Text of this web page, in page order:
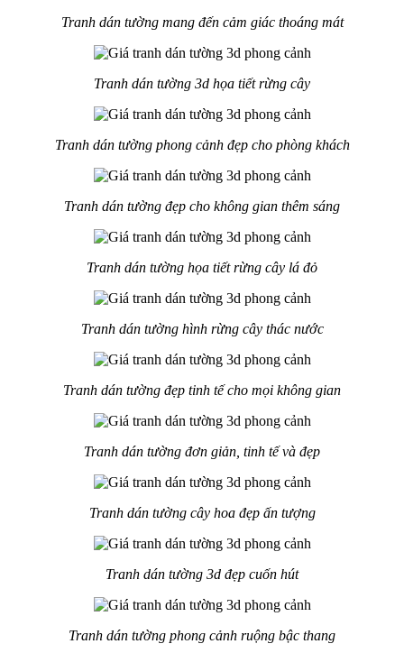
Tranh dán tường mang đến cảm giác thoáng mát
Tranh dán tường 3d họa tiết rừng cây
Tranh dán tường phong cảnh đẹp cho phòng khách
Tranh dán tường đẹp cho không gian thêm sáng
Tranh dán tường họa tiết rừng cây lá đỏ
Tranh dán tường hình rừng cây thác nước
Tranh dán tường đẹp tinh tế cho mọi không gian
Tranh dán tường đơn giản, tinh tế và đẹp
Tranh dán tường cây hoa đẹp ấn tượng
Tranh dán tường 3d đẹp cuốn hút
Tranh dán tường phong cảnh ruộng bậc thang